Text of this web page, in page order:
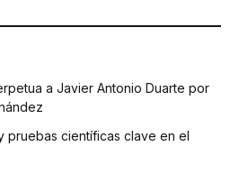
a Javier Antonio Duarte por
pruebas científicas clave en el